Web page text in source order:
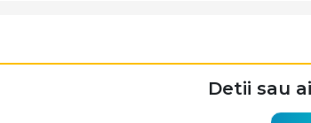
Detii sau